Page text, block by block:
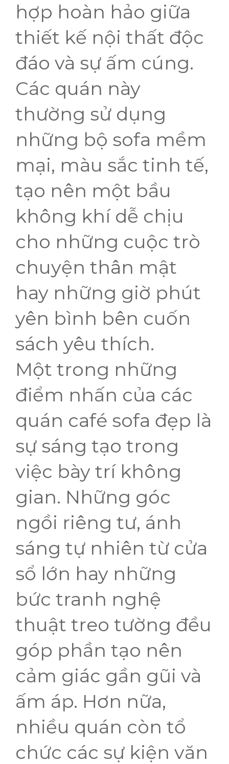
hợp hoàn hảo giữa
thiết kế nội thất độc
đáo và sự ấm cúng.
Các quán này
thường sử dụng
những bộ sofa mềm
mại, màu sắc tinh tế,
tạo nên một bầu
không khí dễ chịu
cho những cuộc trò
chuyện thân mật
hay những giờ phút
yên bình bên cuốn
sách yêu thích.
Một trong những
điểm nhấn của các
quán café sofa đẹp là
sự sáng tạo trong
việc bày trí không
gian. Những góc
ngồi riêng tư, ánh
sáng tự nhiên từ cửa
sổ lớn hay những
bức tranh nghệ
thuật treo tường đều
góp phần tạo nên
cảm giác gần gũi và
ấm áp. Hơn nữa,
nhiều quán còn tổ
chức các sự kiện văn